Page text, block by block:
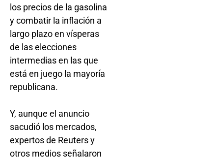
los precios de la gasolina
y combatir la inflación a
largo plazo en vísperas
de las elecciones
intermedias en las que
está en juego la mayoría
republicana.
Y, aunque el anuncio
sacudió los mercados,
expertos de Reuters y
otros medios señalaron